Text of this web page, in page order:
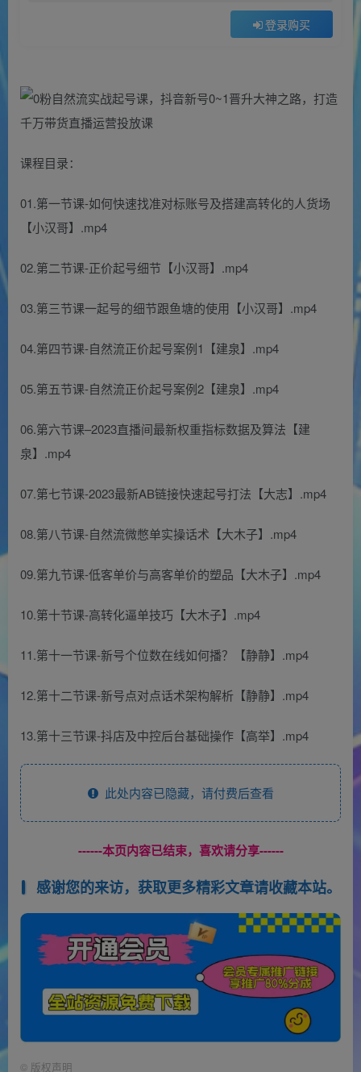
登录购买
课程目录：
01.第一节课-如何快速找准对标账号及搭建高转化的人货场
【小汉哥】.mp4
02.第二节课-正价起号细节【小汉哥】.mp4
03.第三节课一起号的细节跟鱼塘的使用【小汉哥】.mp4
04.第四节课-自然流正价起号案例1【建泉】.mp4
05.第五节课-自然流正价起号案例2【建泉】.mp4
06.第六节课–2023直播间最新权重指标数据及算法【建
泉】.mp4
07.第七节课-2023最新AB链接快速起号打法【大志】.mp4
08.第八节课-自然流微憋单实操话术【大木子】.mp4
09.第九节课-低客单价与高客单价的塑品【大木子】.mp4
10.第十节课-高转化逼单技巧【大木子】.mp4
11.第十一节课-新号个位数在线如何播？【静静】.mp4
12.第十二节课-新号点对点话术架构解析【静静】.mp4
13.第十三节课-抖店及中控后台基础操作【高举】.mp4
此处内容已隐藏，请付费后查看
------本页内容已结束，喜欢请分享------
感谢您的来访，获取更多精彩文章请收藏本站。
© 版权声明